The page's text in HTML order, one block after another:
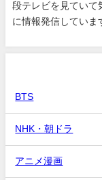
段テレビを見ていて
に情報発信していま
BTS
NHK・朝ドラ
アニメ漫画